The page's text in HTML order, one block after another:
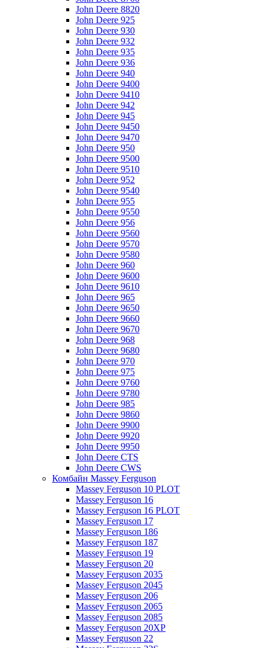
John Deere 8820
John Deere 925
John Deere 930
John Deere 932
John Deere 935
John Deere 936
John Deere 940
John Deere 9400
John Deere 9410
John Deere 942
John Deere 945
John Deere 9450
John Deere 9470
John Deere 950
John Deere 9500
John Deere 9510
John Deere 952
John Deere 9540
John Deere 955
John Deere 9550
John Deere 956
John Deere 9560
John Deere 9570
John Deere 9580
John Deere 960
John Deere 9600
John Deere 9610
John Deere 965
John Deere 9650
John Deere 9660
John Deere 9670
John Deere 968
John Deere 9680
John Deere 970
John Deere 975
John Deere 9760
John Deere 9780
John Deere 985
John Deere 9860
John Deere 9900
John Deere 9920
John Deere 9950
John Deere CTS
John Deere CWS
Комбайн Massey Ferguson
Massey Ferguson 10 PLOT
Massey Ferguson 16
Massey Ferguson 16 PLOT
Massey Ferguson 17
Massey Ferguson 186
Massey Ferguson 187
Massey Ferguson 19
Massey Ferguson 20
Massey Ferguson 2035
Massey Ferguson 2045
Massey Ferguson 206
Massey Ferguson 2065
Massey Ferguson 2085
Massey Ferguson 20XP
Massey Ferguson 22